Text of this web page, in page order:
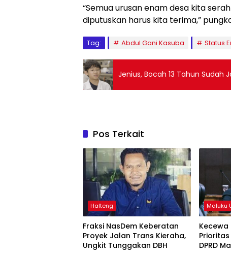
“Semua urusan enam desa kita
diputuskan harus kita terima,”
Tag: Abdul Gani Kasuba Status
Jenius, Bocah 13 Tahun Sudah
Pos Terkait
Halteng
Fraksi NasDem Keberatan
Proyek Jalan Trans Kieraha,
Ungkit Tunggakan DBH
Maluku
Kecewa
Prioritas
DPRD